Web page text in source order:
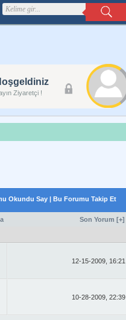
Ziyaretçi !
Okundu Say | Bu Forumu Takip Et
Son Yorum [+]
12-15-2009, 16:21
10-28-2009, 22:39